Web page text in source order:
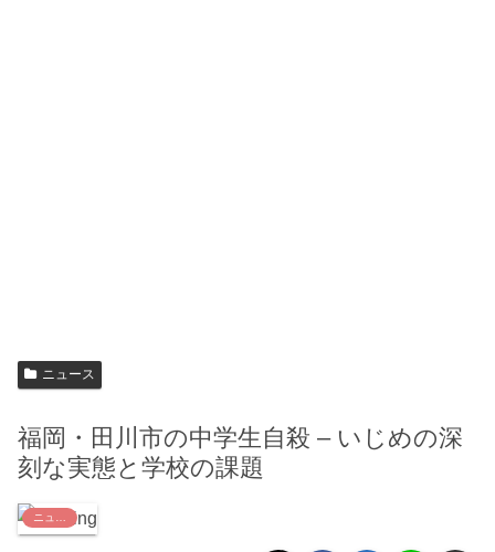
ニュース
福岡・田川市の中学生自殺 – いじめの深
刻な実態と学校の課題